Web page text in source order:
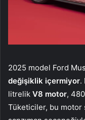
2025 model Ford
değişiklik içermiyor.
litrelik V8 motor,
Tüketiciler, bu motor